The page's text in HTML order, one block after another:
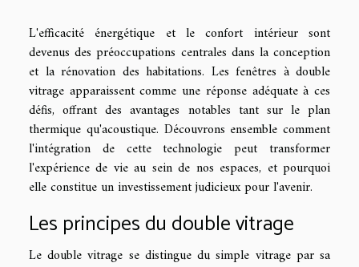
L'efficacité énergétique et le confort intérieur sont
devenus des préoccupations centrales dans la conception
et la rénovation des habitations. Les fenêtres à double
vitrage apparaissent comme une réponse adéquate à ces
défis, offrant des avantages notables tant sur le plan
thermique qu'acoustique. Découvrons ensemble comment
l'intégration de cette technologie peut transformer
l'expérience de vie au sein de nos espaces, et pourquoi
elle constitue un investissement judicieux pour l'avenir.
Les principes du double vitrage
Le double vitrage se distingue du simple vitrage par sa